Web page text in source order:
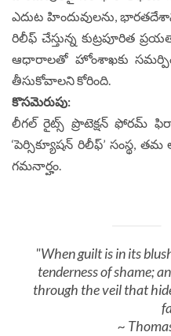
ఎదుట హిందువులను,
రిలీఫ్ చేస్తున్న కుట్రపూరిత
ఆధారాలతో హోంశాఖకు
తీసుకోవాలని కోరింది.
కొసమెరుపు:
లీగల్ రైట్స్ ప్రొటెక్షన్ ఫోరమ్
‘పెర్సిక్యూషన్ రిలీఫ్’ సంస్థ,
గమనార్హం.
"When guilt is in its
tenderness of shame;
through the veil that
~